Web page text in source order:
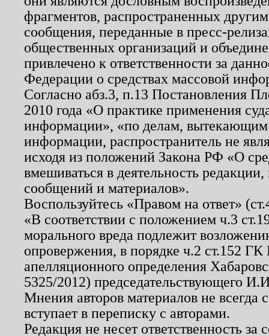
фрагментов, распространенных
сообщения, переданные в пресс-
общественных организаций и
привлечено к ответственности за
Федерации о средствах массовой
Согласно абз.3, п.13 Постановления
2010 года «О практике применения
информации», «по делам, вытекающим
информации, распространитель не
исходя из положений Закона РФ «О
вмешиваться в деятельность
сообщений и материалов».
Воспользуйтесь «Правом на ответ»
«В соответствии с положением ч.3
морального вреда подлежит
опровержения, в порядке ч.2 ст.152
апелляционного определения
5325/2012) председательствующего
Мнения авторов материалов не
вступает в переписку с авторами.
Редакция не несет ответственность